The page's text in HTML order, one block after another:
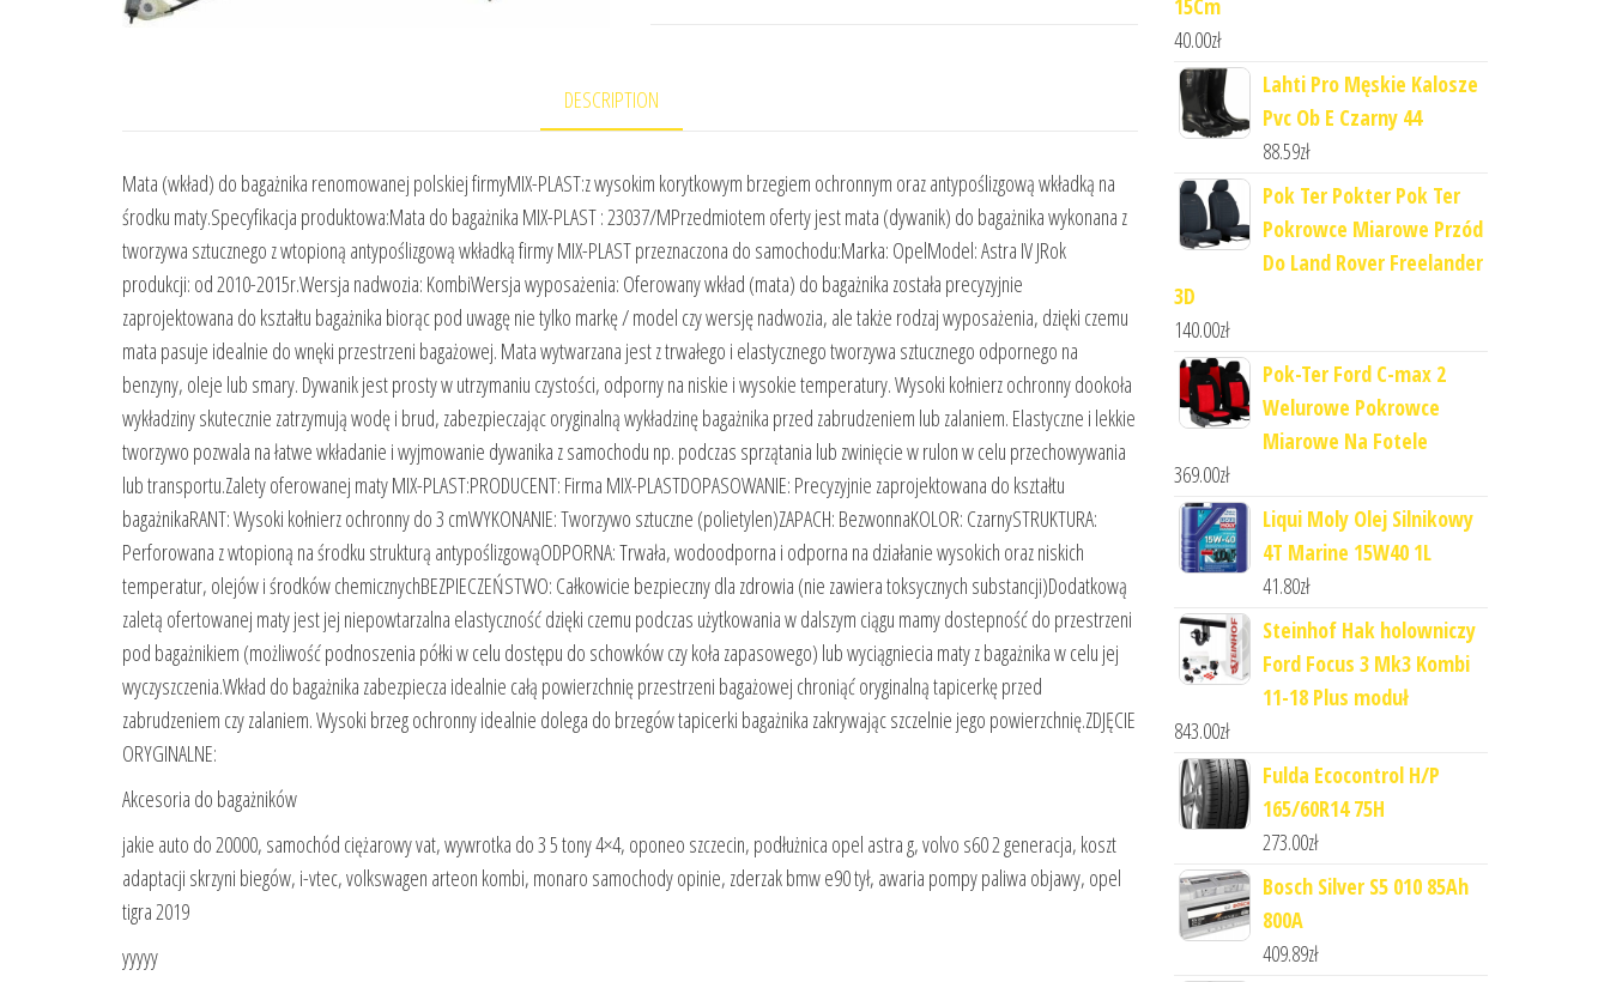
DESCRIPTION
Mata (wkład) do bagażnika renomowanej polskiej firmyMIX-PLAST:z wysokim korytkowym brzegiem ochronnym oraz antypoślizgową wkładką na
środku maty.Specyfikacja produktowa:Mata do bagażnika MIX-PLAST : 23037/MPrzedmiotem oferty jest mata (dywanik) do bagażnika wykonana z
tworzywa sztucznego z wtopioną antypoślizgową wkładką firmy MIX-PLAST przeznaczona do samochodu:Marka: OpelModel: Astra IV JRok
produkcji: od 2010-2015r.Wersja nadwozia: KombiWersja wyposażenia: Oferowany wkład (mata) do bagażnika została precyzyjnie
zaprojektowana do kształtu bagażnika biorąc pod uwagę nie tylko markę / model czy wersję nadwozia, ale także rodzaj wyposażenia, dzięki czemu
mata pasuje idealnie do wnęki przestrzeni bagażowej. Mata wytwarzana jest z trwałego i elastycznego tworzywa sztucznego odpornego na
benzyny, oleje lub smary. Dywanik jest prosty w utrzymaniu czystości, odporny na niskie i wysokie temperatury. Wysoki kołnierz ochronny dookoła
wykładziny skutecznie zatrzymują wodę i brud, zabezpieczając oryginalną wykładzinę bagażnika przed zabrudzeniem lub zalaniem. Elastyczne i lekkie
tworzywo pozwala na łatwe wkładanie i wyjmowanie dywanika z samochodu np. podczas sprzątania lub zwinięcie w rulon w celu przechowywania
lub transportu.Zalety oferowanej maty MIX-PLAST:PRODUCENT: Firma MIX-PLASTDOPASOWANIE: Precyzyjnie zaprojektowana do kształtu
bagażnikaRANT: Wysoki kołnierz ochronny do 3 cmWYKONANIE: Tworzywo sztuczne (polietylen)ZAPACH: BezwonnaKOLOR: CzarnySTRUKTURA:
Perforowana z wtopioną na środku strukturą antypoślizgowąODPORNA: Trwała, wodoodporna i odporna na działanie wysokich oraz niskich
temperatur, olejów i środków chemicznychBEZPIECZEŃSTWO: Całkowicie bezpieczny dla zdrowia (nie zawiera toksycznych substancji)Dodatkową
zaletą ofertowanej maty jest jej niepowtarzalna elastyczność dzięki czemu podczas użytkowania w dalszym ciągu mamy dostepność do przestrzeni
pod bagażnikiem (możliwość podnoszenia półki w celu dostępu do schowków czy koła zapasowego) lub wyciągniecia maty z bagażnika w celu jej
wyczyszczenia.Wkład do bagażnika zabezpiecza idealnie całą powierzchnię przestrzeni bagażowej chroniąć oryginalną tapicerkę przed
zabrudzeniem czy zalaniem. Wysoki brzeg ochronny idealnie dolega do brzegów tapicerki bagażnika zakrywając szczelnie jego powierzchnię.ZDJĘCIE
ORYGINALNE:
Akcesoria do bagażników
jakie auto do 20000, samochód ciężarowy vat, wywrotka do 3 5 tony 4×4, oponeo szczecin, podłużnica opel astra g, volvo s60 2 generacja, koszt
adaptacji skrzyni biegów, i-vtec, volkswagen arteon kombi, monaro samochody opinie, zderzak bmw e90 tył, awaria pompy paliwa objawy, opel
tigra 2019
yyyyy
15Cm
40.00zł
Lahti Pro Męskie Kalosze
Pvc Ob E Czarny 44
88.59zł
Pok Ter Pokter Pok Ter
Pokrowce Miarowe Przód
Do Land Rover Freelander
3D
140.00zł
Pok-Ter Ford C-max 2
Welurowe Pokrowce
Miarowe Na Fotele
369.00zł
Liqui Moly Olej Silnikowy
4T Marine 15W40 1L
41.80zł
Steinhof Hak holowniczy
Ford Focus 3 Mk3 Kombi
11-18 Plus moduł
843.00zł
Fulda Ecocontrol H/P
165/60R14 75H
273.00zł
Bosch Silver S5 010 85Ah
800A
409.89zł